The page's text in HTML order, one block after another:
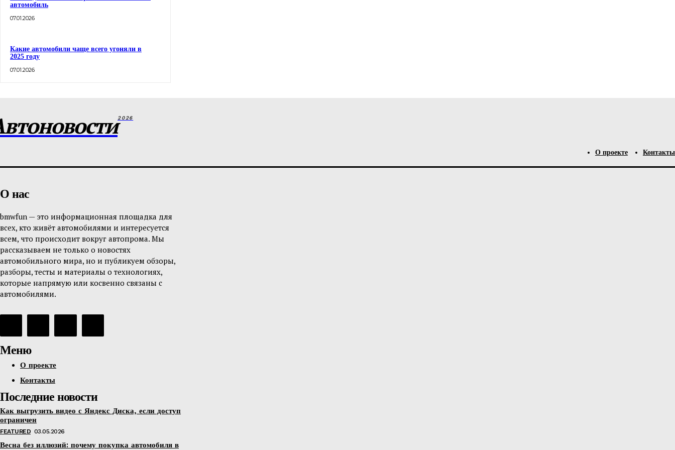
автомобиль
07.01.2026
Какие автомобили чаще всего угоняли в
2025 году
07.01.2026
2026
О проекте Контакты
О нас
bmwfun — это информационная площадка для
всех, кто живёт автомобилями и интересуется
всем, что происходит вокруг автопрома. Мы
рассказываем не только о новостях
автомобильного мира, но и публикуем обзоры,
разборы, тесты и материалы о технологиях,
которые напрямую или косвенно связаны с
автомобилями.
Меню
О проекте
Контакты
Последние новости
Как выгрузить видео с Яндекс Диска, если доступ
ограничен
FEATURED 03.05.2026
Весна без иллюзий: почему покупка автомобиля в